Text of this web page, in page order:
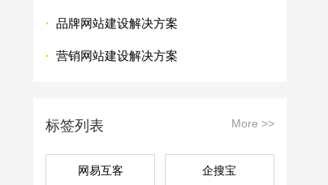
·品牌网站建设解决方案
·营销网站建设解决方案
标签列表 More >>
网易互客 企搜宝